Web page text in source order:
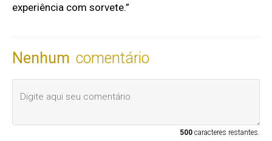
experiência com sorvete.”
Nenhum comentário
500caracteres restantes.